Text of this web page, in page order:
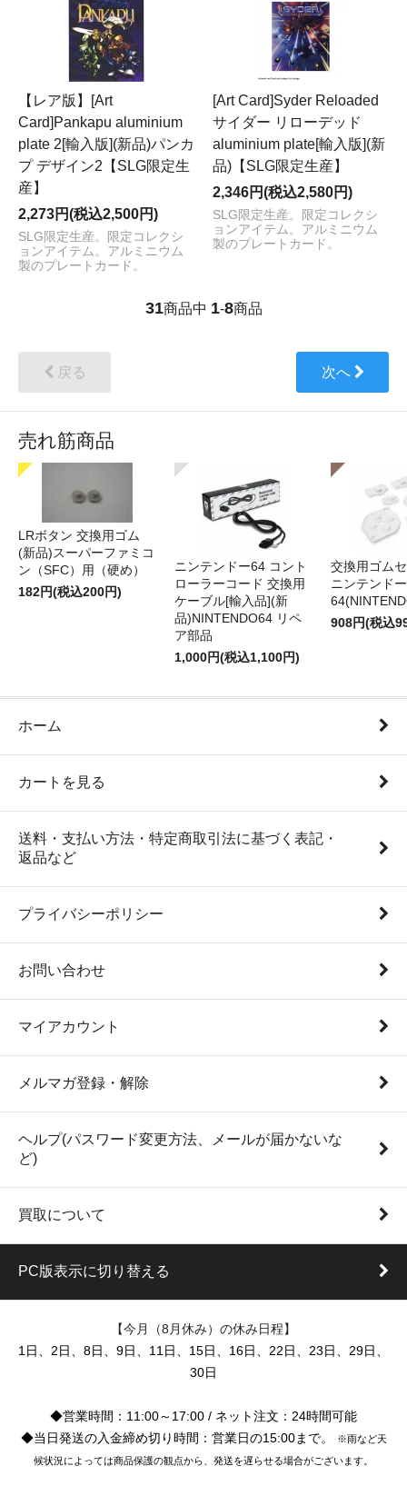
【レア版】[Art
Card]Pankapu aluminium
plate 2[輸入版](新品)パンカ
プ デザイン2【SLG限定生
産】
2,273円(税込2,500円)
SLG限定生産。限定コレクシ
ョンアイテム。アルミニウム
製のプレートカード。
[Art Card]Syder Reloaded
サイダー リローデッド
aluminium plate[輸入版](新
品)【SLG限定生産】
2,346円(税込2,580円)
SLG限定生産。限定コレクシ
ョンアイテム。アルミニウム
製のプレートカード。
31商品中 1-8商品
戻る 次へ
売れ筋商品
LRボタン 交換用ゴム
(新品)スーパーファミコ
ン（SFC）用（硬め）
182円(税込200円)
ニンテンドー64 コント
ローラーコード 交換用
ケーブル[輸入品](新
品)NINTENDO64 リペ
ア部品
1,000円(税込1,100円)
交換用ゴム
ニンテンドー
908円(税込
ホーム
カートを見る
送料・支払い方法・特定商取引法に基づく表記・
返品など
プライバシーポリシー
お問い合わせ
マイアカウント
メルマガ登録・解除
ヘルプ(パスワード変更方法、メールが届かないな
ど)
買取について
PC版表示に切り替える
【今月（8月休み）の休み日程】
1日、2日、8日、9日、11日、15日、16日、22日、23日、29日、
30日
◆営業時間：11:00～17:00 / ネット注文：24時間可能
◆当日発送の入金締め切り時間：営業日の15:00まで。
※雨など天
候状況によっては商品保護の観点から、発送を遅らせる場合がございます。